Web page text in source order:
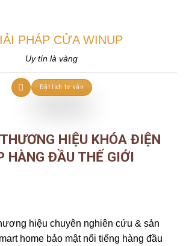
Uy tín là vàng
Đặt lịch tư vấn
HIỆU KHÓA ĐIỆN
HÀNG ĐẦU THẾ GIỚI
hiệu chuyên nghiên cứu & sản
home bảo mật nổi tiếng hàng đầu